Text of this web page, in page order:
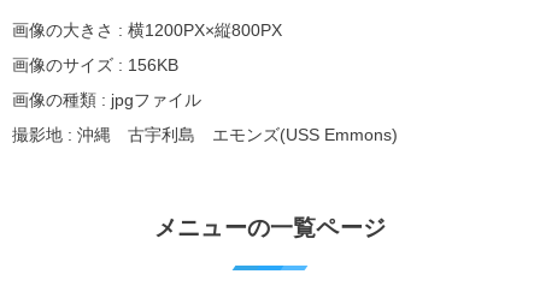
画像の大きさ : 横1200PX×縦800PX
画像のサイズ : 156KB
画像の種類 : jpgファイル
撮影地 : 沖縄 古宇利島 エモンズ(USS Emmons)
メニューの一覧ページ